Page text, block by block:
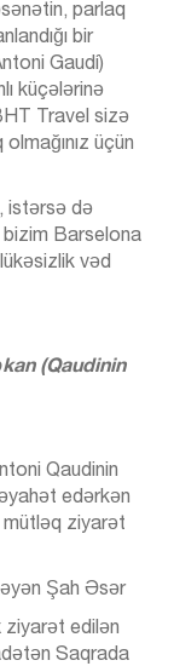
parlaq
bir
Gaudí)
küçələrinə
Travel sizə
üçün
istərsə də
bizim Barselona
vəd
(Qaudinin
Qaudinin
edərkən
mütləq ziyarət
Şah Əsər
ziyarət edilən
Saqrada